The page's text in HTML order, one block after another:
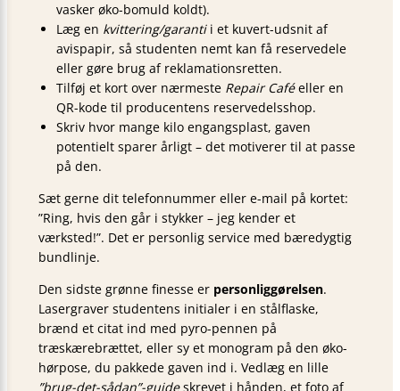
vasker øko-bomuld koldt).
Læg en kvittering/garantii et kuvert-udsnit af
avispapir, så studenten nemt kan få reservedele
eller gøre brug af reklamationsretten.
Tilføj et kort over nærmeste Repair Caféeller en
QR-kode til producentens reservedels­shop.
Skriv hvor mange kilo engangs­plast, gaven
potentielt sparer årligt – det motiverer til at passe
på den.
Sæt gerne dit telefon­nummer eller e-mail på kortet:
”Ring, hvis den går i stykker – jeg kender et
værksted!”. Det er personlig service med bæredygtig
bundlinje.
Den sidste grønne finesse er personliggørelsen.
Lasergraver studentens initialer i en stålflaske,
brænd et citat ind med pyro-pennen på
træskærebrættet, eller sy et monogram på den øko-
hørpose, du pakkede gaven ind i. Vedlæg en lille
”brug-det-sådan”-guideskrevet i hånden, et foto af